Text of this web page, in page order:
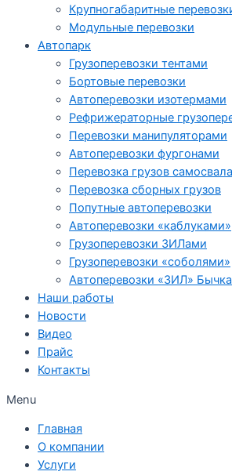
Крупногабаритные
Модульные перевозки
Автопарк
Грузоперевозки тентами
Бортовые перевозки
Автоперевозки изотермами
Рефрижераторные
Перевозки манипуляторами
Автоперевозки фургонами
Перевозка грузов
Перевозка сборных грузов
Попутные автоперевозки
Автоперевозки «каблуками»
Грузоперевозки ЗИЛами
Грузоперевозки «соболями»
Автоперевозки «ЗИЛ»
Наши работы
Новости
Видео
Прайс
Контакты
Menu
Главная
О компании
Услуги